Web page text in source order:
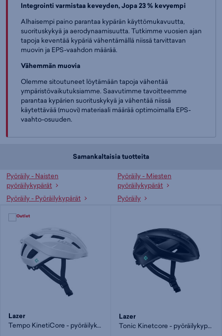
Integrointi varmistaa keveyden, Jopa 23 % kevyempi
Alhaisempi paino parantaa kypärän käyttömukavuutta,
suorituskykyä ja aerodynaamisuutta. Tutkimme vuosien ajan
tapoja keventää kypäriä vähentämällä niissä tarvittavan
muovin ja EPS-vaahdon määrää.
Vähemmän muovia
Olemme sitoutuneet löytämään tapoja vähentää
ympäristövaikutuksiamme. Saavutimme tavoitteemme
parantaa kypärien suorituskykyä ja vähentää niissä
käytettävää (muovi) materiaali määrää optimoimalla EPS-
vaahto-osuuden.
Samankaltaisia tuotteita
Pyöräily - Naisten
pyöräilykypärät
Pyöräily - Miesten
pyöräilykypärät
Pyöräily - Pyöräilykypärät
Pyöräily
Lazer
Tempo KinetiCore - pyöräilykypärä
Lazer
Tonic Kinetcore - pyöräilykypärä